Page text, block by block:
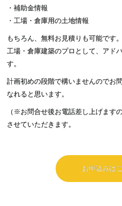
・補助金情報
・工場・倉庫用の土地情報
もちろん、無料お見積りも可能です。
工場・倉庫建築のプロとして、アド
す。
計画初めの段階で構いませんのでお
なれると思います。
（※お問合せ後お電話差し上げます
させていただきます。
お申込みは